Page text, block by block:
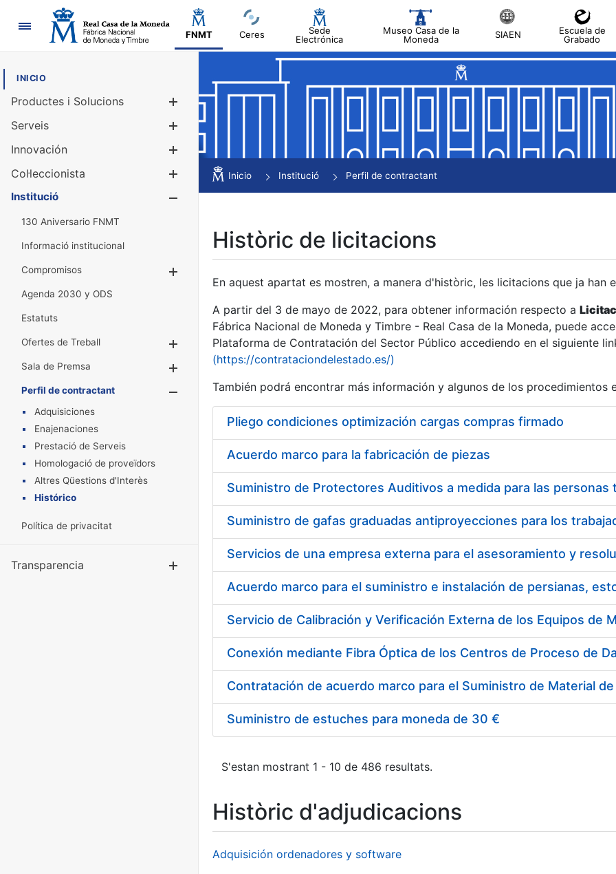
Navegació
FNMT Ceres
Sede
Electrónica
Museo Casa de la
Moneda
SIAEN
Escuela de
Grabado
INICIO
Productes i Solucions
Mostra/Amaga
Serveis
Innovación
Col·leccionista
Mostra/Amaga
Institució
130 Aniversario FNMT
Informació institucional
Compromisos
Agenda 2030 y ODS
Estatuts
Ofertes de Treball
Mostra/Amaga
Sala de Premsa
Mostra/Amaga
Perfil de contractant
Mostra/Amaga
Adquisiciones
Enajenaciones
Prestació de Serveis
Homologació de proveïdors
Altres Qüestions d'Interès
Histórico
Política de privacitat
Transparencia
Inicio Institució Perfil de contractant
Històric de licitacions
En aquest apartat es mostren, a manera d'històric, les licitacions que ja
A partir del 3 de mayo de 2022, para obtener información respecto a
Fábrica Nacional de Moneda y Timbre - Real Casa de la Moneda, puede
Plataforma de Contratación del Sector Público accediendo en el siguiente
(https://contrataciondelestado.es/)
También podrá encontrar más información y algunos de los procedimientos
Pliego condiciones optimización cargas compras firmado
Acuerdo marco para la fabricación de piezas
Acuerdo marco para el suministro e instalación de persianas,
Suministro de estuches para moneda de 30 €
S'estan mostrant 1 - 10 de 486 resultats.
Històric d'adjudicacions
Adquisición ordenadores y software